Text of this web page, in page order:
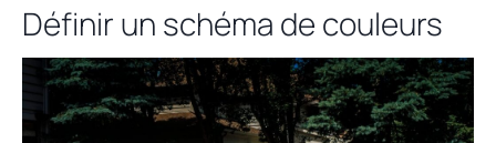
n
i
n
Définir un schéma de couleurs